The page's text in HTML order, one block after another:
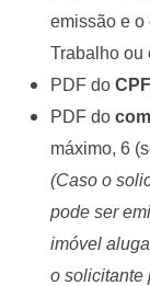
emissão e o
Trabalho ou
PDF do CPF
PDF do
máximo, 6
(Caso o
pode ser
imóvel
o solicitante